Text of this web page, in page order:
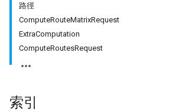
路徑
ComputeRouteMatrixRequest
ExtraComputation
ComputeRoutesRequest
索引